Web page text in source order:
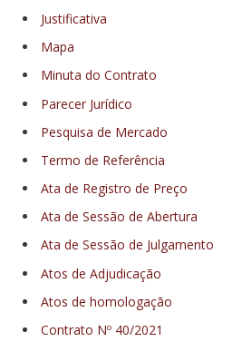
Justificativa
Mapa
Minuta do Contrato
Parecer Jurídico
Pesquisa de Mercado
Termo de Referência
Ata de Registro de Preço
Ata de Sessão de Abertura
Ata de Sessão de Julgamento
Atos de Adjudicação
Atos de homologação
Contrato Nº 40/2021